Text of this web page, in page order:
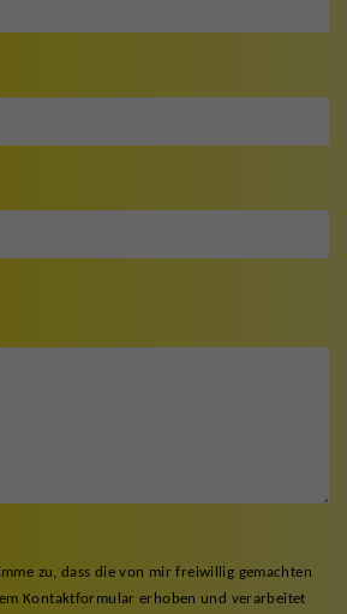
zu, dass die von mir freiwillig gemachten
Kontaktformular erhoben und verarbeitet